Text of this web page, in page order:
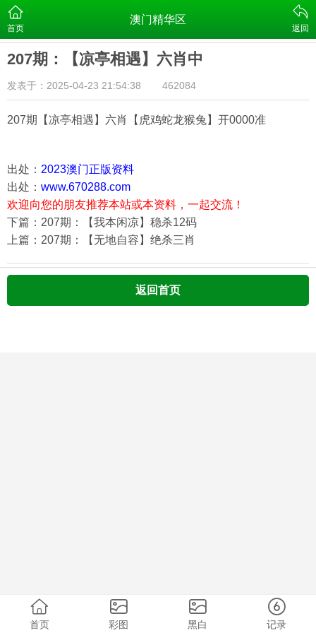
首页
澳门精华区
返回
207期：【凉亭相遇】六肖中
发表于：2025-04-23 21:54:38 462084
207期【凉亭相遇】六肖【虎鸡蛇龙猴兔 】开0000准
出处： 2023澳门正版资料
出处： www.670288.com
欢迎向您的朋友推荐本站或本资料，一起交流！
下篇：207期：【我本闲凉】稳杀12码
上篇：207期：【无地自容】绝杀三肖
返回首页
首页 彩图 黑白 记录